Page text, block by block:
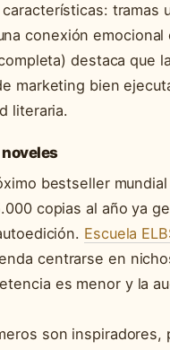
tramas
conexión
destaca que
marketing bien
literaria.
bestseller
copias al año ya
Escuela
centrarse en
es menor y la
son inspiradores,